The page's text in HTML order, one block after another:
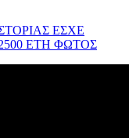
ΕΣΧΕ
ΕΤΗ ΦΩΤΟΣ